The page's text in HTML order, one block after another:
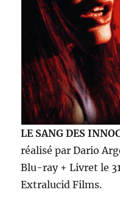
LE SANG DES
réalisé par Dario
Blu-ray + Livret le
Extralucid Films.